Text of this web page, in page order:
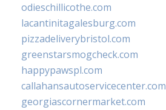
odieschillicothe.com
lacantinitagalesburg.com
pizzadeliverybristol.com
greenstarsmogcheck.com
happypawspl.com
callahansautoservicecenter.com
georgiascornermarket.com